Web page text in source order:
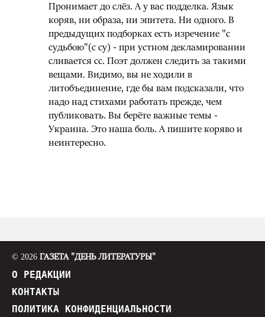
Пронимает до слёз. А у вас подделка. Язык
коряв, ни образа, ни эпитета. Ни одного. В
предыдущих подборках есть изречение "с
судьбою"(с су) - при устном декламировании
сливается сс. Поэт должен следить за такими
вещами. Видимо, вы не ходили в
литобъединение, где бы вам подсказали, что
надо над стихами работать прежде, чем
публиковать. Вы берёте важные темы -
Украина. Это наша боль. А пишите коряво и
неинтересно.
© 2026 ГАЗЕТА "ДЕНЬ ЛИТЕРАТУРЫ"
О РЕДАКЦИИ
КОНТАКТЫ
ПОЛИТИКА КОНФИДЕНЦИАЛЬНОСТИ